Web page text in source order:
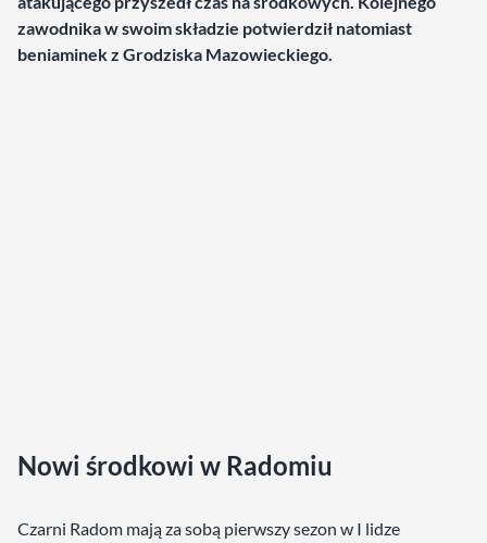
zawodnika w swoim składzie potwierdził natomiast
beniaminek z Grodziska Mazowieckiego.
Nowi środkowi w Radomiu
Czarni Radom mają za sobą pierwszy sezon w I lidze